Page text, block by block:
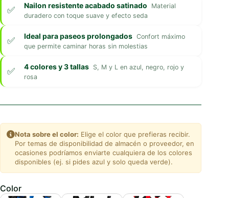
Nailon resistente acabado satinado
Material
duradero con toque suave y efecto seda
Ideal para paseos prolongados Confort máximo
que permite caminar horas sin molestias
4 colores y 3 tallas S, M y L en azul, negro, rojo y
rosa
Nota sobre el color: Elige el color que prefieras recibir.
Por temas de disponibilidad de almacén o proveedor, en
ocasiones podríamos enviarte cualquiera de los colores
disponibles (ej. si pides azul y solo queda verde).
Color